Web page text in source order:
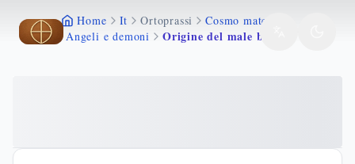
Vai al contenuto principale
Home It Ortoprassi
Cosmo materia
Angeli e demoni
Vai al contenuto principale